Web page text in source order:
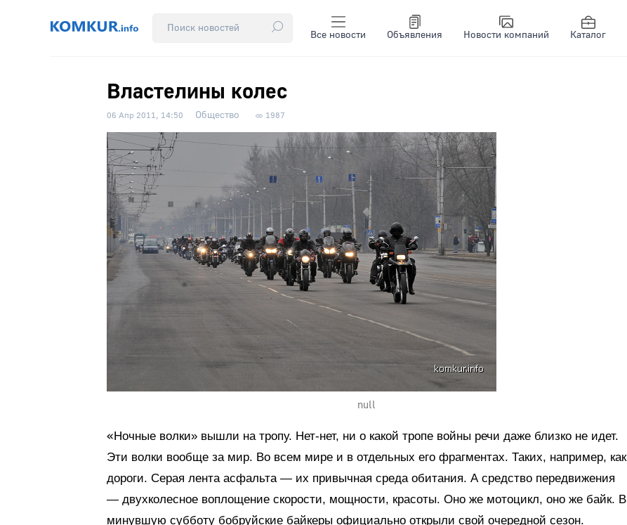
Все новости Объявления Новости компаний Каталог
Властелины колес
06 Апр 2011, 14:50 Общество 1987
null
«Ночные волки» вышли на тропу. Нет-нет, ни о какой тропе войны речи даже близко не идет.
Эти волки вообще за мир. Во всем мире и в отдельных его фрагментах. Таких, например, как
дороги. Серая лента асфальта — их привычная среда обитания. А средство передвижения
— двухколесное воплощение скорости, мощности, красоты. Оно же мотоцикл, оно же байк. В
минувшую субботу бобруйские байкеры официально открыли свой очередной сезон.